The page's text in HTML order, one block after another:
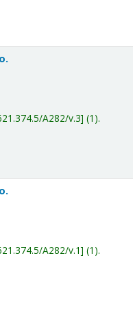
A282/v.3 (1).
A282/v.1 (1).